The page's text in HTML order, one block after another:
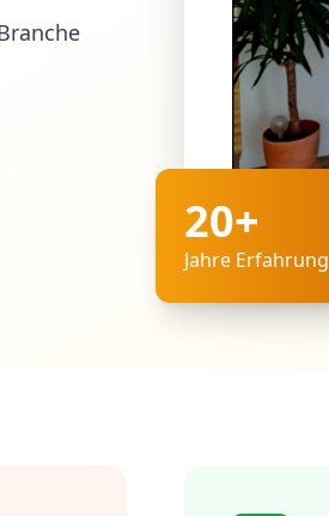
20+
Jahre Erfahrung